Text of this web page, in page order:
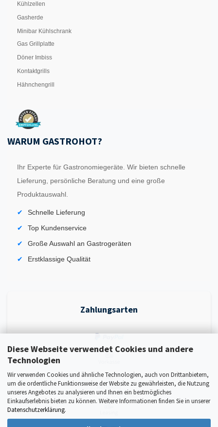
Diese Webseite verwendet Cookies und andere
Technologien
Wir verwenden Cookies und ähnliche Technologien, auch von Drittanbietern,
um die ordentliche Funktionsweise der Website zu gewährleisten, die Nutzung
unseres Angebotes zu analysieren und Ihnen ein bestmögliches
Einkaufserlebnis bieten zu können. Weitere Informationen finden Sie in unserer
Datenschutzerklärung.
Kühlzellen
Gasherde
Minibar Kühlschrank
Gas Grillplatte
Döner Imbiss
Kontaktgrills
Hähnchengrill
WARUM GASTROHOT?
Ihr Experte für Gastronomiegeräte. Wir bieten schnelle
Lieferung, persönliche Beratung und eine große
Produktauswahl.
Schnelle Lieferung
Top Kundenservice
Große Auswahl an Gastrogeräten
Erstklassige Qualität
Zahlungsarten